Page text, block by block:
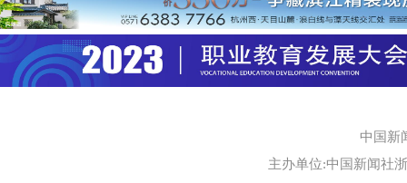
中国新
主办单位:中国新闻社